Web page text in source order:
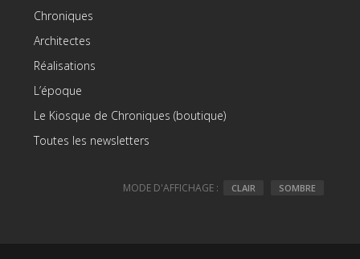
Chroniques
Architectes
Réalisations
L’époque
Le Kiosque de Chroniques (boutique)
Toutes les newsletters
MODE D'AFFICHAGE : CLAIR SOMBRE